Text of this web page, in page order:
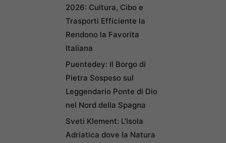
2026: Cultura, Cibo e
Trasporti Efficiente la
Rendono la Favorita
Italiana
Puentedey: Il Borgo di
Pietra Sospeso sul
Leggendario Ponte di Dio
nel Nord della Spagna
Sveti Klement: L’Isola
Adriatica dove la Natura